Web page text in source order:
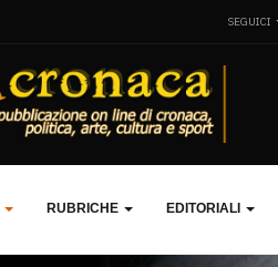
SEGUICI
RUBRICHE EDITORIALI